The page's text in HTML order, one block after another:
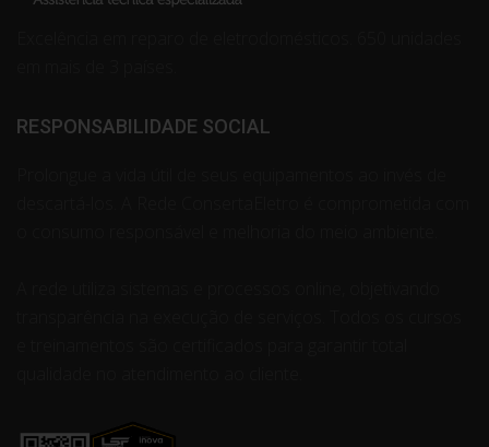
RESPONSABILIDADE SOCIAL